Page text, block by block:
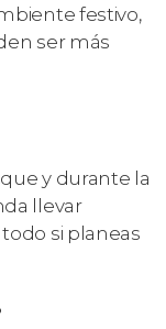
festivo,
ser más
y durante la
llevar
si planeas